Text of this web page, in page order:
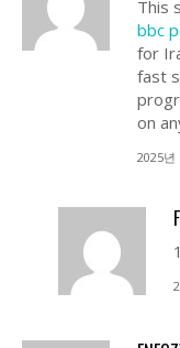
This
bbc
for
fast
on
2025년
1